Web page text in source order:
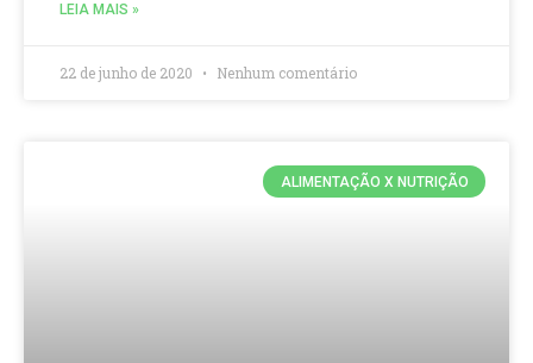
LEIA MAIS »
22 de junho de 2020 Nenhum comentário
ALIMENTAÇÃO X NUTRIÇÃO